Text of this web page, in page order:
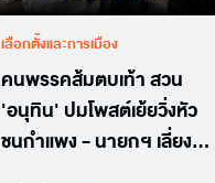
เลือกตั้งและการเมือง
คนพรรคส้มตบเท้า สวน
'อนุทิน' ปมโพสต์เย้ยวิ่งหัว
ชนกำแพง - นายกฯ เลี่ยง